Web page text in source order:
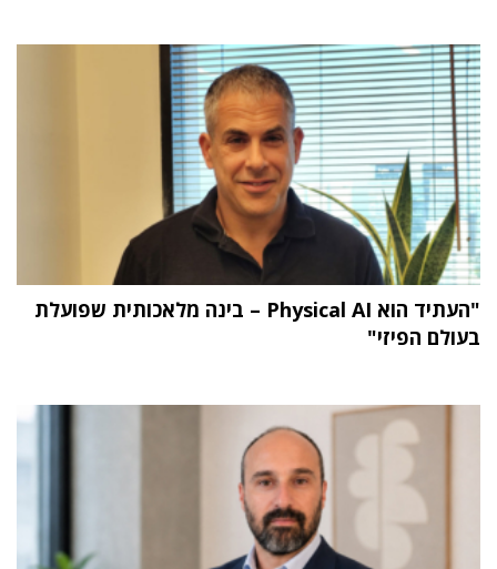
"העתיד הוא Physical AI – בינה מלאכותית שפועלת
בעולם הפיזי"